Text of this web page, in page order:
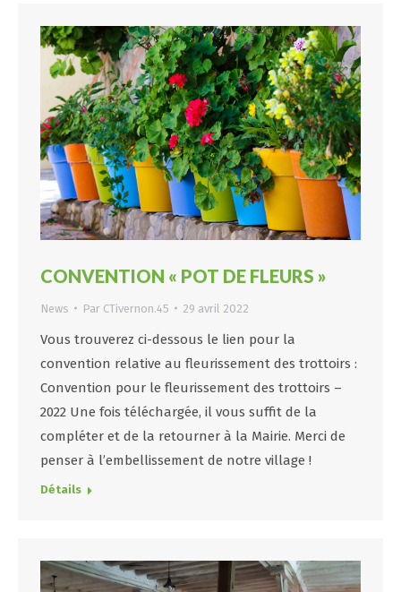
CONVENTION « POT DE FLEURS »
News Par CTivernon.45 29 avril 2022
Vous trouverez ci-dessous le lien pour la
convention relative au fleurissement des trottoirs :
Convention pour le fleurissement des trottoirs –
2022 Une fois téléchargée, il vous suffit de la
compléter et de la retourner à la Mairie. Merci de
penser à l’embellissement de notre village !
Détails